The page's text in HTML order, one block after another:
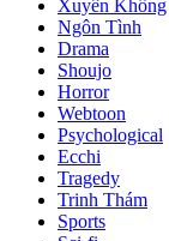
Xuyên Không
Ngôn Tình
Drama
Shoujo
Horror
Webtoon
Psychological
Ecchi
Tragedy
Trinh Thám
Sports